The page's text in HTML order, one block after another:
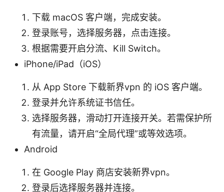
下载 macOS 客户端，完成安装。
登录账号，选择服务器，点击连接。
根据需要开启分流、Kill Switch。
iPhone/iPad（iOS）
从 App Store 下载新界vpn 的 iOS 客户端。
登录并允许系统证书信任。
选择服务器，滑动打开连接开关。若需保护所
有流量，请开启“全局代理”或等效选项。
Android
在 Google Play 商店安装新界vpn。
登录后选择服务器并连接。